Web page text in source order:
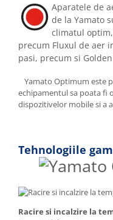
Aparatele de
de la Yamato
climatul
precum Fluxul de aer
pasi, precum si
Yamato Optimum este
echipamentul sa poata fi
dispozitivelor mobile si a
Tehnologiile
Racire si incalzire la